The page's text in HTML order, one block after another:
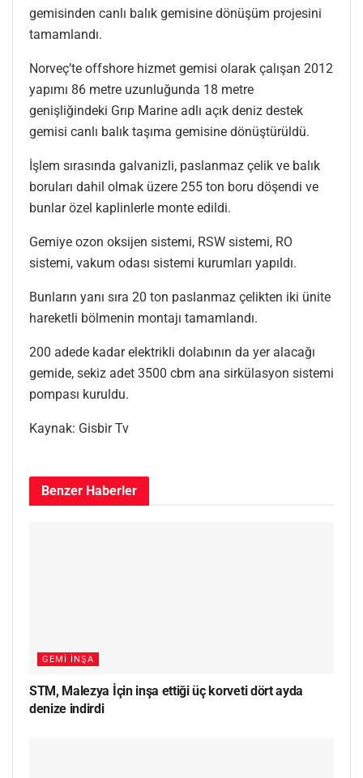
gemisinden canlı balık gemisine dönüşüm projesini
tamamlandı.
Norveç’te offshore hizmet gemisi olarak çalışan 2012
yapımı 86 metre uzunluğunda 18 metre
genişliğindeki Grıp Marine adlı açık deniz destek
gemisi canlı balık taşıma gemisine dönüştürüldü.
İşlem sırasında galvanizli, paslanmaz çelik ve balık
boruları dahil olmak üzere 255 ton boru döşendi ve
bunlar özel kaplinlerle monte edildi.
Gemiye ozon oksijen sistemi, RSW sistemi, RO
sistemi, vakum odası sistemi kurumları yapıldı.
Bunların yanı sıra 20 ton paslanmaz çelikten iki ünite
hareketli bölmenin montajı tamamlandı.
200 adede kadar elektrikli dolabının da yer alacağı
gemide, sekiz adet 3500 cbm ana sirkülasyon sistemi
pompası kuruldu.
Kaynak: Gisbir Tv
Benzer Haberler
GEMI İNŞA
STM, Malezya İçin inşa ettiği üç korveti dört ayda
denize indirdi